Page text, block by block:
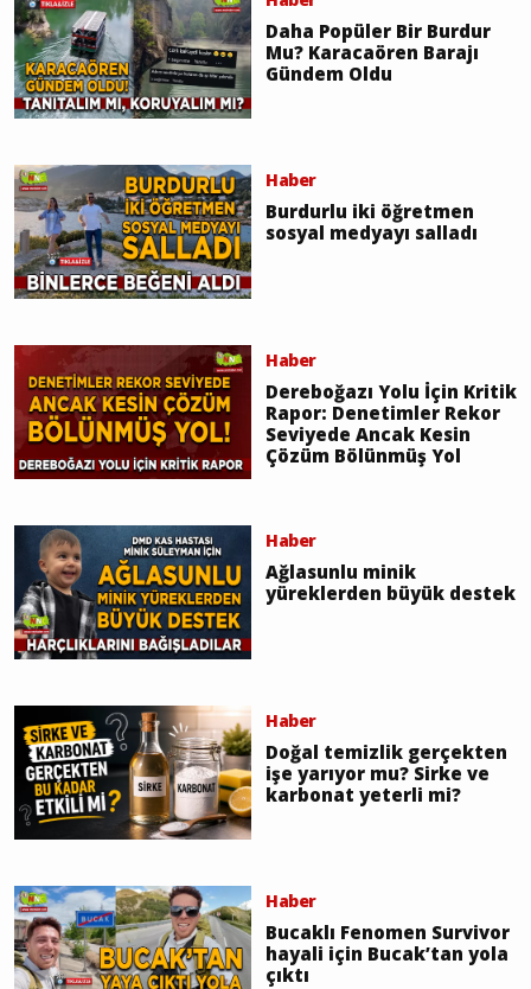
Daha Popüler Bir Burdur
Mu? Karacaören Barajı
Gündem Oldu
Haber
Burdurlu iki öğretmen
sosyal medyayı salladı
Haber
Dereboğazı Yolu İçin Kritik
Rapor: Denetimler Rekor
Seviyede Ancak Kesin
Çözüm Bölünmüş Yol
Haber
Ağlasunlu minik
yüreklerden büyük destek
Haber
Doğal temizlik gerçekten
işe yarıyor mu? Sirke ve
karbonat yeterli mi?
Haber
Bucaklı Fenomen Survivor
hayali için Bucak’tan yola
çıktı